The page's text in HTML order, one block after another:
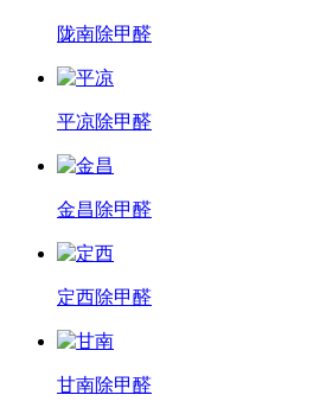
陇南除甲醛
平凉除甲醛
金昌除甲醛
定西除甲醛
甘南除甲醛